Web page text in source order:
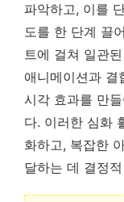
파악하고, 이를
도를 한 단계 끌
트에 걸쳐 일관
애니메이션과 결
시각 효과를 만
다. 이러한 심화
화하고, 복잡한
달하는 데 결정